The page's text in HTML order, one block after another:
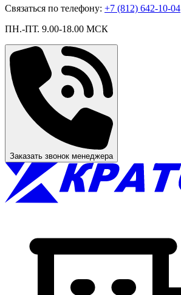
Связаться по телефону: +7 (812) 642-10-04
ПН.-ПТ. 9.00-18.00 МСК
Заказать звонок менеджера